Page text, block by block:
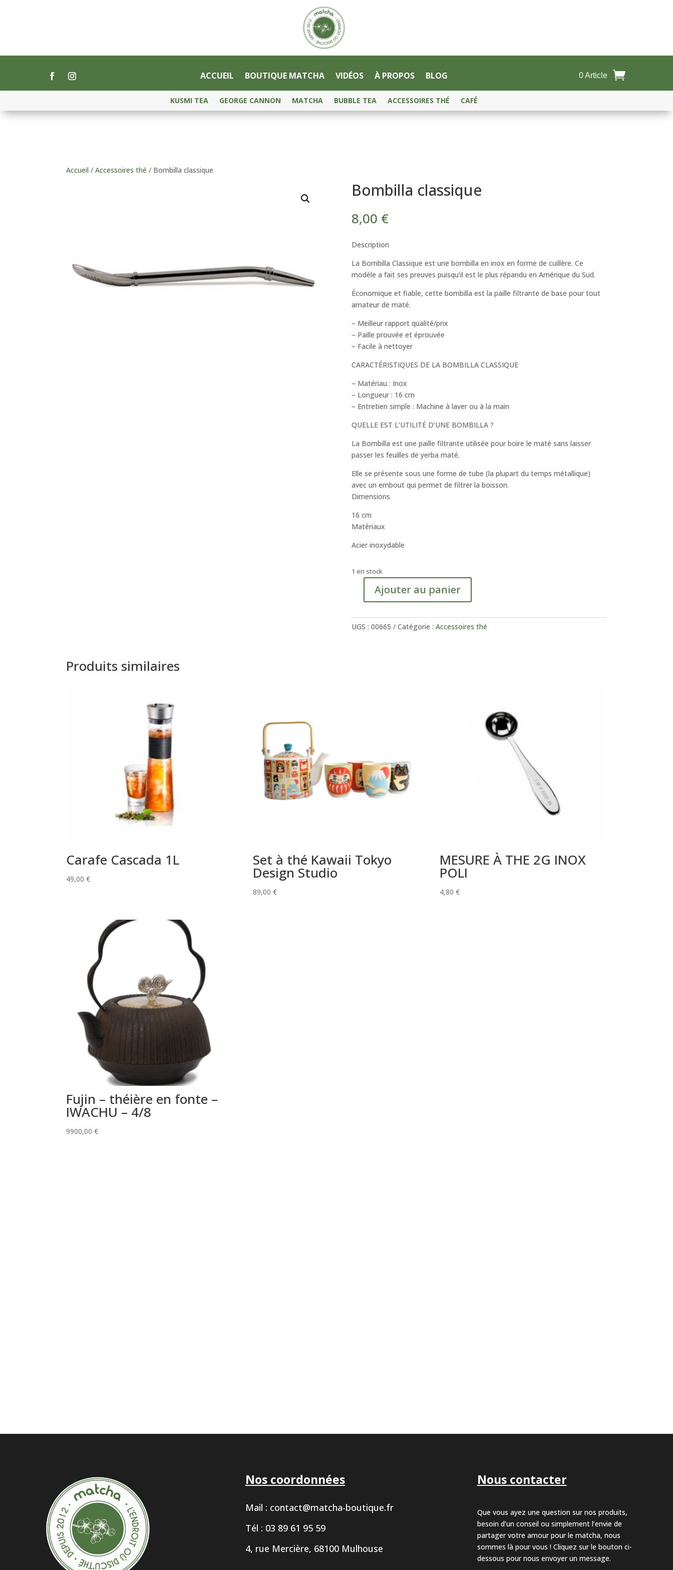
ACCUEIL BOUTIQUE MATCHA VIDÉOS À PROPOS BLOG 0 Article
KUSMI TEA GEORGE CANNON MATCHA BUBBLE TEA ACCESSOIRES THÉ CAFÉ
Accueil / Accessoires thé / Bombilla classique
Bombilla classique
8,00 €
Description
La Bombilla Classique est une bombilla en inox en forme de cuillère. Ce
modèle a fait ses preuves puisqu’il est le plus répandu en Amérique du Sud.
Économique et fiable, cette bombilla est la paille filtrante de base pour tout
amateur de maté.
– Meilleur rapport qualité/prix
– Paille prouvée et éprouvée
– Facile à nettoyer
CARACTÉRISTIQUES DE LA BOMBILLA CLASSIQUE
– Matériau : Inox
– Longueur : 16 cm
– Entretien simple : Machine à laver ou à la main
QUELLE EST L’UTILITÉ D’UNE BOMBILLA ?
La Bombilla est une paille filtrante utilisée pour boire le maté sans laisser
passer les feuilles de yerba maté.
Elle se présente sous une forme de tube (la plupart du temps métallique)
avec un embout qui permet de filtrer la boisson.
Dimensions
16 cm
Matériaux
Acier inoxydable
1 en stock
quantité
Bombilla
classique
Ajouter au panier
UGS : 00665 Catégorie : Accessoires thé
Produits similaires
Carafe Cascada 1L
49,00 €
Set à thé Kawaii Tokyo
Design Studio
89,00€
MESURE À THE 2G INOX
POLI
4,80€
Fujin – théière en fonte –
IWACHU – 4/8
9900,00 €
Nos coordonnées
Mail : contact@matcha-boutique.fr
Tél : 03 89 61 95 59
4, rue Mercière, 68100 Mulhouse
Nous contacter
Que vous ayez une question sur nos produits,
besoin d’un conseil ou simplement l’envie de
partager votre amour pour le matcha, nous
sommes là pour vous ! Cliquez sur le bouton ci-
dessous pour nous envoyer un message.